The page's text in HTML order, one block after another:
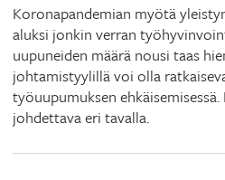
Koronapandemian myötä
aluksi jonkin verran
uupuneiden määrä nousi taas
johtamistyylillä voi olla
työuupumuksen
johdettava eri tavalla.